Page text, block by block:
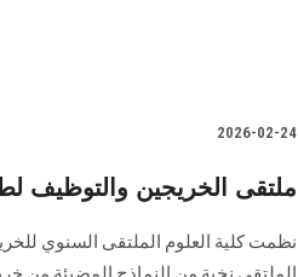
2026-02-24
ملتقى الخريجين والتوظيف
نظمت كلية العلوم الملتقى السنوي